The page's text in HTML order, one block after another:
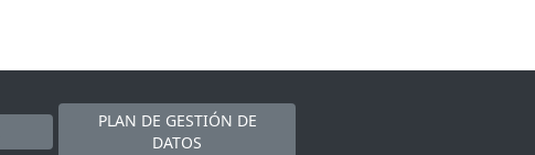
PLAN DE GESTIÓN DE
DATOS